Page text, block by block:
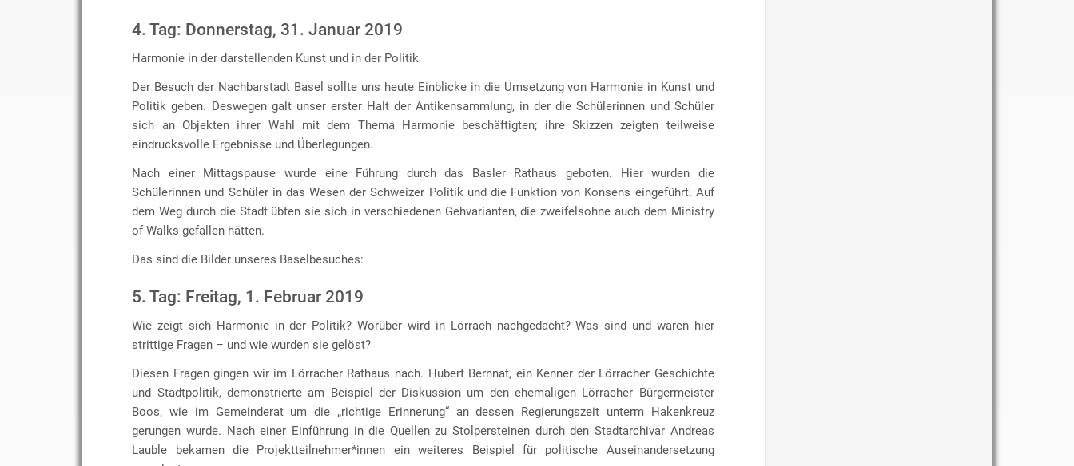
4. Tag: Donnerstag, 31. Januar 2019
Harmonie in der darstellenden Kunst und in der Politik
Der Besuch der Nachbarstadt Basel sollte uns heute Einblicke in die Umsetzung von Harmonie in Kunst und
Politik geben. Deswegen galt unser erster Halt der Antikensammlung, in der die Schülerinnen und Schüler
sich an Objekten ihrer Wahl mit dem Thema Harmonie beschäftigten; ihre Skizzen zeigten teilweise
eindrucksvolle Ergebnisse und Überlegungen.
Nach einer Mittagspause wurde eine Führung durch das Basler Rathaus geboten. Hier wurden die
Schülerinnen und Schüler in das Wesen der Schweizer Politik und die Funktion von Konsens eingeführt. Auf
dem Weg durch die Stadt übten sie sich in verschiedenen Gehvarianten, die zweifelsohne auch dem Ministry
of Walks gefallen hätten.
Das sind die Bilder unseres Baselbesuches:
5. Tag: Freitag, 1. Februar 2019
Wie zeigt sich Harmonie in der Politik? Worüber wird in Lörrach nachgedacht? Was sind und waren hier
strittige Fragen – und wie wurden sie gelöst?
Diesen Fragen gingen wir im Lörracher Rathaus nach. Hubert Bernnat, ein Kenner der Lörracher Geschichte
und Stadtpolitik, demonstrierte am Beispiel der Diskussion um den ehemaligen Lörracher Bürgermeister
Boos, wie im Gemeinderat um die „richtige Erinnerung“ an dessen Regierungszeit unterm Hakenkreuz
gerungen wurde. Nach einer Einführung in die Quellen zu Stolpersteinen durch den Stadtarchivar Andreas
Lauble bekamen die Projektteilnehmer*innen ein weiteres Beispiel für politische Auseinandersetzung